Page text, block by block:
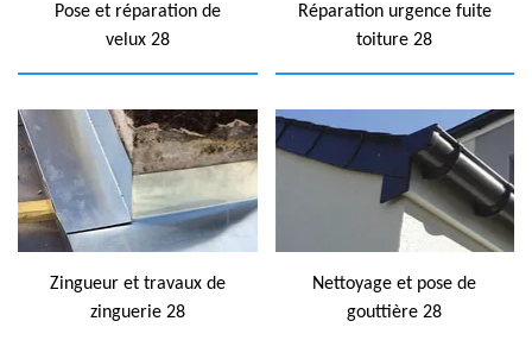
Pose et réparation de
velux 28
Réparation urgence fuite
toiture 28
Zingueur et travaux de
zinguerie 28
Nettoyage et pose de
gouttière 28